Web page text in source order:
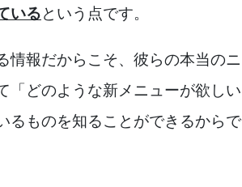
いるという点です。
情報だからこそ、彼らの本当のニ
「どのような新メニューが欲しい
るものを知ることができるからで